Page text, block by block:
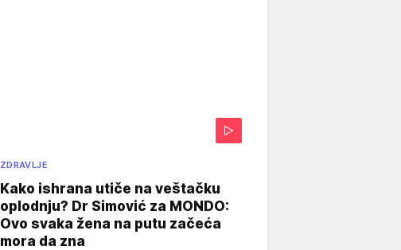
ZDRAVLJE
Kako ishrana utiče na veštačku
oplodnju? Dr Simović za MONDO:
Ovo svaka žena na putu začeća
mora da zna